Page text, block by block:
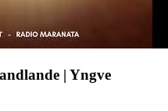
| Yngve